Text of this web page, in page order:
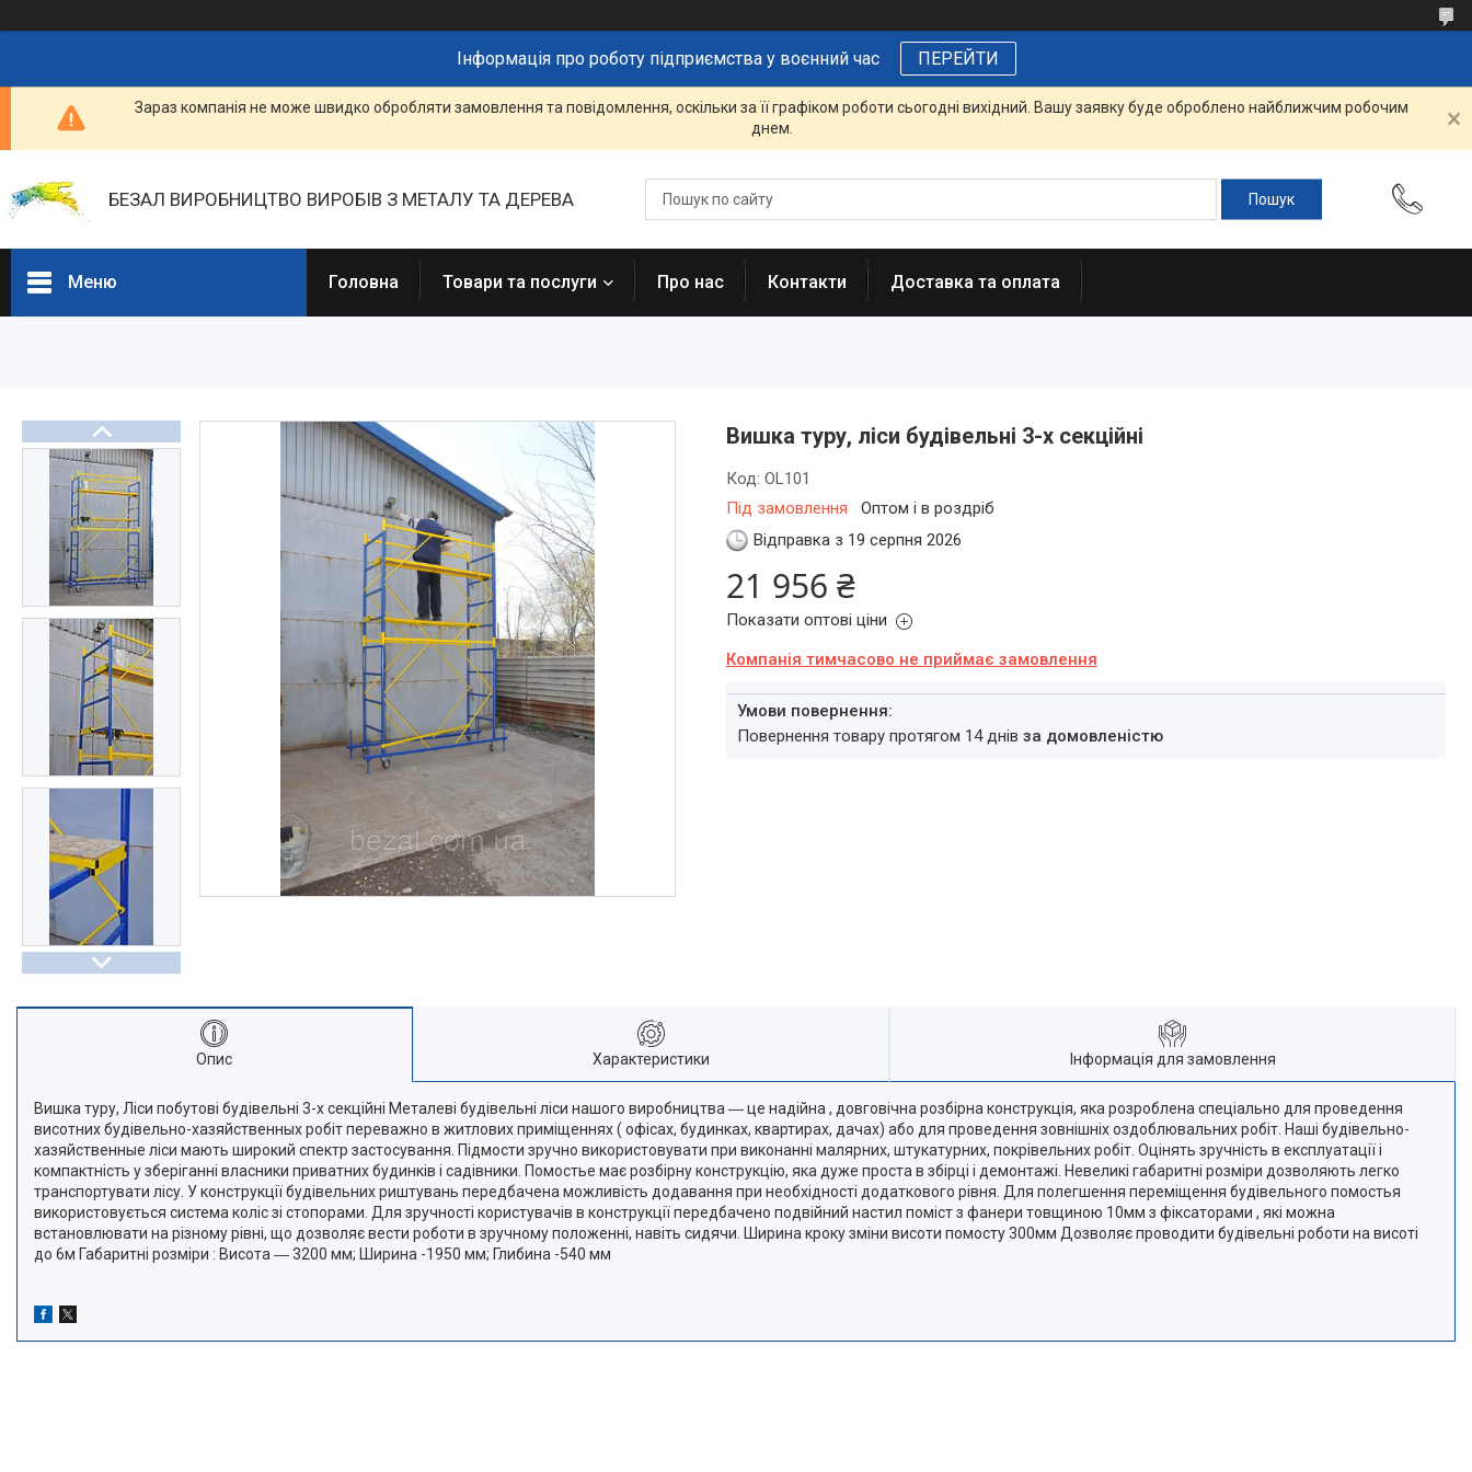
Інформація про роботу підприємства у воєнний час ПЕРЕЙТИ
Зараз компанія не може швидко обробляти замовлення та повідомлення, оскільки за її графіком роботи сьогодні вихідний. Вашу заявку буде оброблено найближчим робочим
днем.
БЕЗАЛ ВИРОБНИЦТВО ВИРОБІВ З МЕТАЛУ ТА ДЕРЕВА
Меню
Прайс-листи
Новини
Презентації та документи
Про нас
Відгуки
Часті запитання
Доставка та оплата
Головна Товари та послуги Про нас Контакти Доставка та оплата
Вишка туру, ліси будівельні 3-х секційні
Під замовлення Оптом і в роздріб
Код: OL101
Відправка з 19 серпня 2026
21 956 ₴
Показати оптові ціни
Компанія тимчасово не приймає замовлення
повернення товару протягом 14 днів за домовленістю
Опис Характеристики Інформація для замовлення
Вишка туру, Ліси побутові будівельні 3-х секційні Металеві будівельні ліси нашого виробництва ― це надійна , довговічна розбірна конструкція, яка розроблена спеціально для проведення
висотних будівельно-хазяйственных робіт переважно в житлових приміщеннях ( офісах, будинках, квартирах, дачах) або для проведення зовнішніх оздоблювальних робіт. Наші будівельно-
хазяйственные ліси мають широкий спектр застосування. Підмости зручно використовувати при виконанні малярних, штукатурних, покрівельних робіт. Оцінять зручність в експлуатації і
компактність у зберіганні власники приватних будинків і садівники. Помостье має розбірну конструкцію, яка дуже проста в збірці і демонтажі. Невеликі габаритні розміри дозволяють легко
транспортувати лісу. У конструкції будівельних риштувань передбачена можливість додавання при необхідності додаткового рівня. Для полегшення переміщення будівельного помостья
використовується система коліс зі стопорами. Для зручності користувачів в конструкції передбачено подвійний настил поміст з фанери товщиною 10мм з фіксаторами , які можна
встановлювати на різному рівні, що дозволяє вести роботи в зручному положенні, навіть сидячи. Ширина кроку зміни висоти помосту 300мм Дозволяє проводити будівельні роботи на висоті
до 6м Габаритні розміри : Висота ― 3200 мм; Ширина -1950 мм; Глибина -540 мм